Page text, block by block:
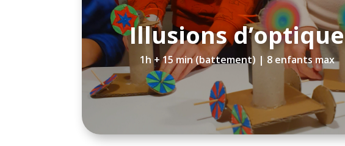
Illusions d’optique
1h + 15 min (battement) | 8 enfants max